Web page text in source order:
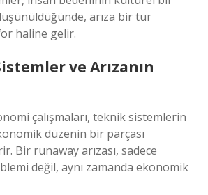
arıza bir tür
haline gelir.
ve Arızanın
çalışmaları, teknik sistemlerin
düzenin bir parçası
Bir runaway arızası, sadece
değil, aynı zamanda ekonomik